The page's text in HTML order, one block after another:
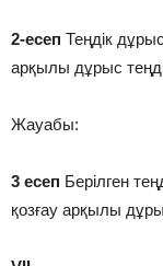
2-есеп Теңдік
арқылы дұрыс
Жауабы:
3 есеп Берілген
қозғау арқылы